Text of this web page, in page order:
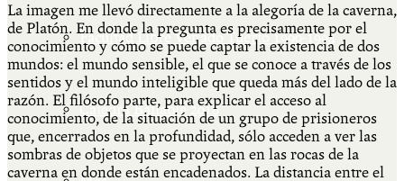
Facultad Libre Venado Tuerto 1990-1994
Cátedra Bailable 2018
La imagen me llevó directamente a la alegoría de la caverna,
de Platón. En donde la pregunta es precisamente por el
conocimiento y cómo se puede captar la existencia de dos
mundos: el mundo sensible, el que se conoce a través de los
sentidos y el mundo inteligible que queda más del lado de la
razón. El filósofo parte, para explicar el acceso al
conocimiento, de la situación de un grupo de prisioneros
que, encerrados en la profundidad, sólo acceden a ver las
sombras de objetos que se proyectan en las rocas de la
caverna en donde están encadenados. La distancia entre el